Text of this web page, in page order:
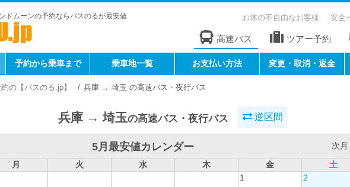
ドムーンの予約ならバスのるが最安値 お体の不自由なお客様 安全
高速バス ツアー予約
予約から乗車まで 乗車地一覧 お支払い方法 変更・取消・返金
の【バスのる.jp】 兵庫 → 埼玉 の高速バス・夜行バス
兵庫 → 埼玉の高速バス・夜行バス 逆区間
5月最安値カレンダー
次月
月 火 水 木 金
土
1
2